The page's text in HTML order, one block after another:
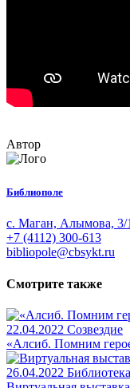
Автор
Библиополе
с. Маган, Алымова, 3/
+7 (4112) 300-613
bibliopole@cbsykt.ru
Смотрите также
22.04.2022 Созвездие
«Алсиб. Помним
26.04.2022